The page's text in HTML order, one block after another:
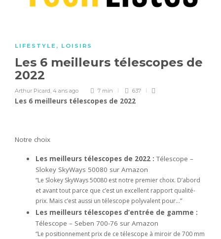
LIFESTYLE , LOISIRS
Les 6 meilleurs télescopes de
2022
Arthur Picard, 4 ans ago 7 min 637
Les 6 meilleurs télescopes de 2022
Notre choix
Les meilleurs télescopes de 2022 :Télescope –
Slokey SkyWays 50080 sur Amazon
“Le Slokey SkyWays 50080 est notre premier choix. D’abord
et avant tout parce que c’est un excellent rapport qualité-
prix. Mais c’est aussi un télescope polyvalent pour…”
Les meilleurs télescopes d’entrée de gamme :
Télescope – Seben 700-76 sur Amazon
“Le positionnement prix de ce télescope à miroir de 700 mm